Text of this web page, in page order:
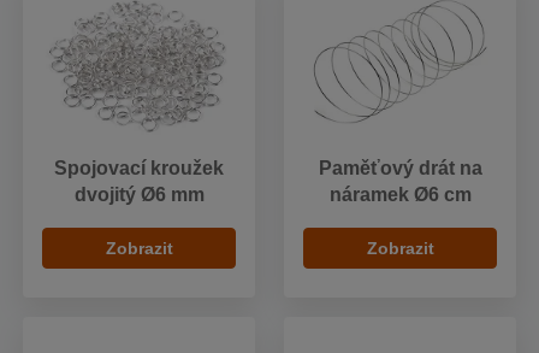
Spojovací kroužek
dvojitý Ø6 mm
Zobrazit
Paměťový drát na
náramek Ø6 cm
Zobrazit